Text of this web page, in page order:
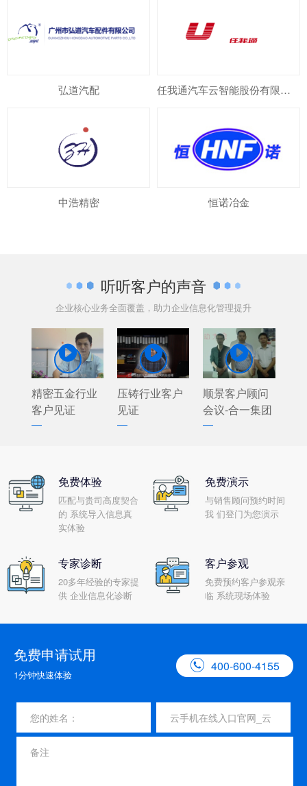
弘道汽配 任我通汽车云智能股份有限公司
中浩精密 恒诺冶金
听听客户的声音
企业核心业务全面覆盖，助力企业信息化管理提升

精密五金行业
客户见证

压铸行业客户
见证

顺景客户顾问
会议-合一集团
免费体验
匹配与贵司高度契合
的 系统导入信息真
实体验
免费演示
与销售顾问预约时间
我 们登门为您演示
专家诊断
20多年经验的专家提
供 企业信息化诊断
客户参观
免费预约客户参观亲
临 系统现场体验
免费申请试用
1分钟快速体验
 400-600-4155